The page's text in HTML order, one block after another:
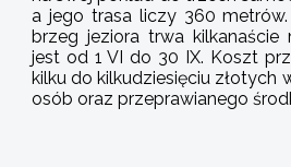
a jego trasa liczy 360
brzeg jeziora trwa kilkanaście
jest od 1 VI do 30 IX. Koszt
kilku do kilkudziesięciu złotych
osób oraz przeprawianego